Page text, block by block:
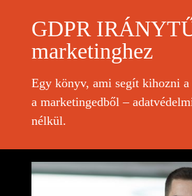
GDPR
marketinghez
Egy könyv, ami segít kihozni
a marketingedből –
nélkül.